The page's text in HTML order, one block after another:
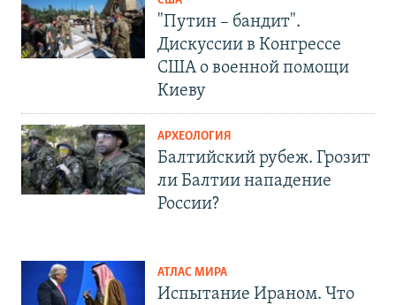
"Путин – бандит".
Дискуссии в Конгрессе
США о военной помощи
Киеву
АРХЕОЛОГИЯ
Балтийский рубеж. Грозит
ли Балтии нападение
России?
АТЛАС МИРА
Испытание Ираном. Что